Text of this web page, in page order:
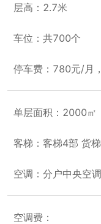
层高：2.7米
车位：共700个
停车费：780元/月
单层面积：2000㎡
客梯：客梯4部 货
空调：分户中央空调
空调费：